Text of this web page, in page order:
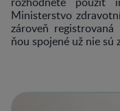
Ministerstvo
zároveň
ňou spojené už nie